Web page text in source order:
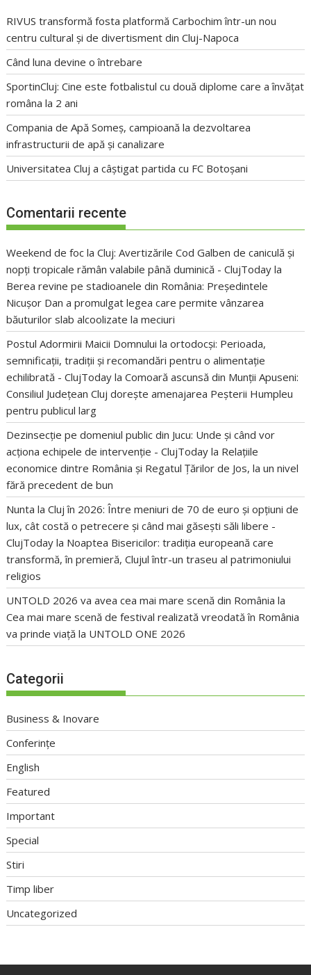
RIVUS transformă fosta platformă Carbochim într-un nou
centru cultural și de divertisment din Cluj-Napoca
Când luna devine o întrebare
SportinCluj: Cine este fotbalistul cu două diplome care a învățat
româna la 2 ani
Compania de Apă Someș, campioană la dezvoltarea
infrastructurii de apă și canalizare
Universitatea Cluj a câștigat partida cu FC Botoșani
Comentarii recente
Weekend de foc la Cluj: Avertizările Cod Galben de caniculă și
nopți tropicale rămân valabile până duminică - ClujToday la
Berea revine pe stadioanele din România: Președintele
Nicușor Dan a promulgat legea care permite vânzarea
băuturilor slab alcoolizate la meciuri
Postul Adormirii Maicii Domnului la ortodocși: Perioada,
semnificații, tradiții și recomandări pentru o alimentație
echilibrată - ClujToday laComoară ascunsă din Munții Apuseni:
Consiliul Județean Cluj dorește amenajarea Peșterii Humpleu
pentru publicul larg
Dezinsecție pe domeniul public din Jucu: Unde și când vor
acționa echipele de intervenție - ClujToday la Relațiile
economice dintre România și Regatul Țărilor de Jos, la un nivel
fără precedent de bun
Nunta la Cluj în 2026: Între meniuri de 70 de euro și opțiuni de
lux, cât costă o petrecere și când mai găsești săli libere -
ClujToday la Noaptea Bisericilor: tradiția europeană care
transformă, în premieră, Clujul într-un traseu al patrimoniului
religios
UNTOLD 2026 va avea cea mai mare scenă din România la
Cea mai mare scenă de festival realizată vreodată în România
va prinde viață la UNTOLD ONE 2026
Categorii
Business & Inovare
Conferințe
English
Featured
Important
Special
Stiri
Timp liber
Uncategorized